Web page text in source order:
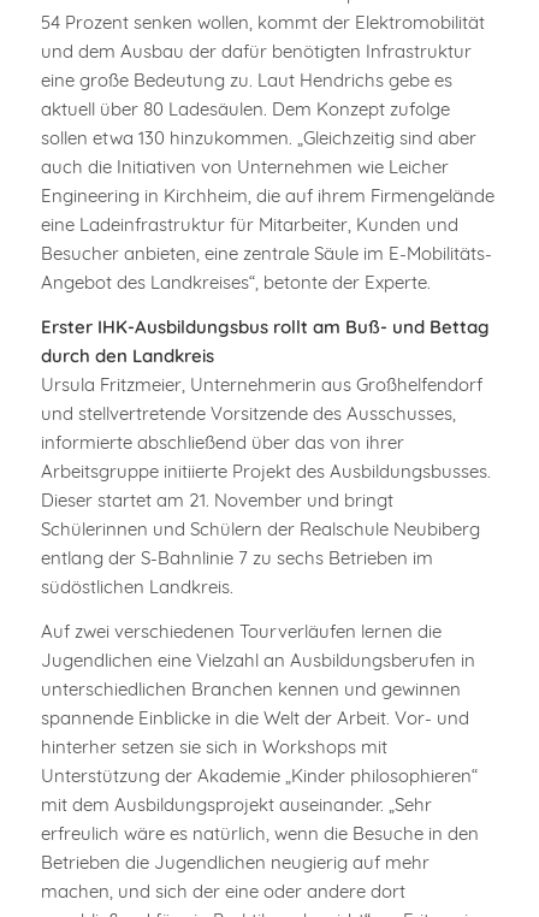
54 Prozent senken wollen, kommt der Elektromobilität
und dem Ausbau der dafür benötigten Infrastruktur
eine große Bedeutung zu. Laut Hendrichs gebe es
aktuell über 80 Ladesäulen. Dem Konzept zufolge
sollen etwa 130 hinzukommen. „Gleichzeitig sind aber
auch die Initiativen von Unternehmen wie Leicher
Engineering in Kirchheim, die auf ihrem Firmengelände
eine Ladeinfrastruktur für Mitarbeiter, Kunden und
Besucher anbieten, eine zentrale Säule im E-Mobilitäts-
Angebot des Landkreises“, betonte der Experte.
Erster IHK-Ausbildungsbus rollt am Buß- und Bettag
durch den Landkreis
Ursula Fritzmeier, Unternehmerin aus Großhelfendorf
und stellvertretende Vorsitzende des Ausschusses,
informierte abschließend über das von ihrer
Arbeitsgruppe initiierte Projekt des Ausbildungsbusses.
Dieser startet am 21. November und bringt
Schülerinnen und Schülern der Realschule Neubiberg
entlang der S-Bahnlinie 7 zu sechs Betrieben im
südöstlichen Landkreis.
Auf zwei verschiedenen Tourverläufen lernen die
Jugendlichen eine Vielzahl an Ausbildungsberufen in
unterschiedlichen Branchen kennen und gewinnen
spannende Einblicke in die Welt der Arbeit. Vor- und
hinterher setzen sie sich in Workshops mit
Unterstützung der Akademie „Kinder philosophieren“
mit dem Ausbildungsprojekt auseinander. „Sehr
erfreulich wäre es natürlich, wenn die Besuche in den
Betrieben die Jugendlichen neugierig auf mehr
machen, und sich der eine oder andere dort